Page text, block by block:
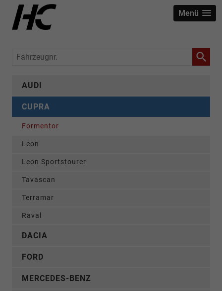
Menü
Fahrzeugnr.
AUDI
CUPRA
Formentor
Leon
Leon Sportstourer
Tavascan
Terramar
Raval
DACIA
FORD
MERCEDES-BENZ